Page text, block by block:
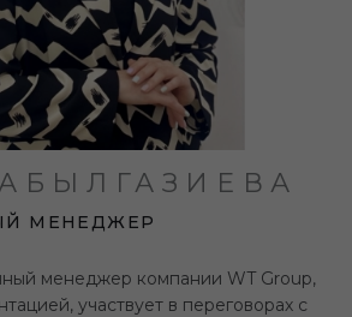
МЕНЕДЖЕР
менеджер компании WT Group,
участвует в переговорах с